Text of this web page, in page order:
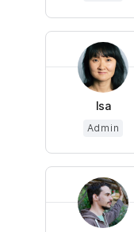
Isa
Admin